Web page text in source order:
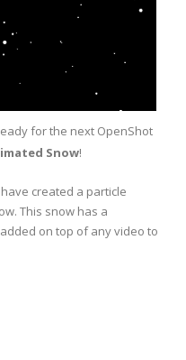
for the next OpenShot
Snow!
created a particle
This snow has a
on top of any video to